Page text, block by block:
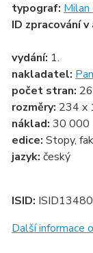
typograf:
ID zpracování
vydání: 1.
nakladatel:
počet stran:
rozměry: 234 x
náklad: 30 000
edice: Stopy,
jazyk: český
ISID:
Další informace